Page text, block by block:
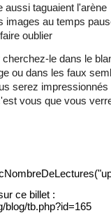
aussi taguaient l'arène
images au temps
oublier
le dans le
ou dans les faux
serez impressionnés
vous que vous
ce billet :
blog/tb.php?id=165